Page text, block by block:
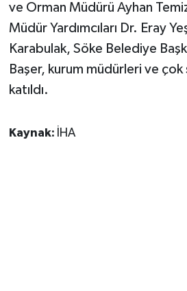
ve Orman Müdürü Ayhan
Müdür Yardımcıları Dr. Eray
Karabulak, Söke Belediye
Başer, kurum müdürleri ve çok
katıldı.
Kaynak: İHA